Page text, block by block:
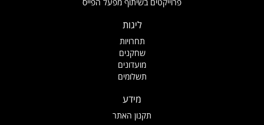
ליגות
תחרויות
שחקנים
מועדונים
תשלומים
מידע
תקנון האתר